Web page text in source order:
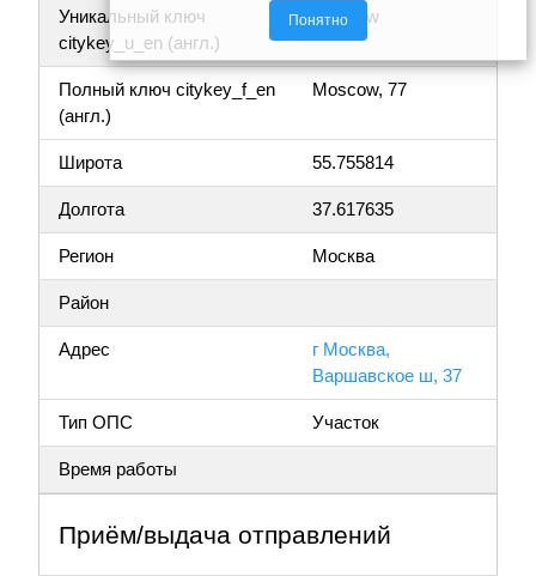
Уникальный ключ
citykey_u_en (англ.)
Moscow
Полный ключ citykey_f_en
(англ.)
Moscow, 77
Широта 55.755814
Долгота 37.617635
Регион Москва
Район
Адрес
г Москва,
Варшавское ш, 37
Тип ОПС Участок
Время работы
Приём/выдача отправлений
Понятно